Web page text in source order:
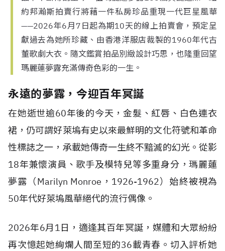
約邦瀚斯拍賣行將藉一件私房珍品重現一代巨星風華
——2026年6月7日起為期10天的線上拍賣會，預定呈
獻過去為她所珍藏、由香港洋服店裁製的1960年代古
董歌劇大衣。隨文鑑賞拍品別緻設計巧思，也隆重回望
瑪麗蓮夢露充滿傳奇色彩的一生。
永遠的夢露，今迎百年冥誕
在她逝世逾60年後的今天，金髮、紅唇、白色連衣
裙，仍可謂好萊塢有史以來最鮮明的文化符號和革命
性標誌之一，承載她傳奇一生終不黯滅的幻光。從影
18年兼懷演員、歌手及模特兒等多重身分，瑪麗蓮
夢露（Marilyn Monroe，1926-1962）始終被視為
50年代好萊塢風華絕代的流行偶像。
2026年6月1日，適逢其百年冥誕，媒體和大眾紛紛
再次憶起她絢爛人間至短的36載青春。切入評析她